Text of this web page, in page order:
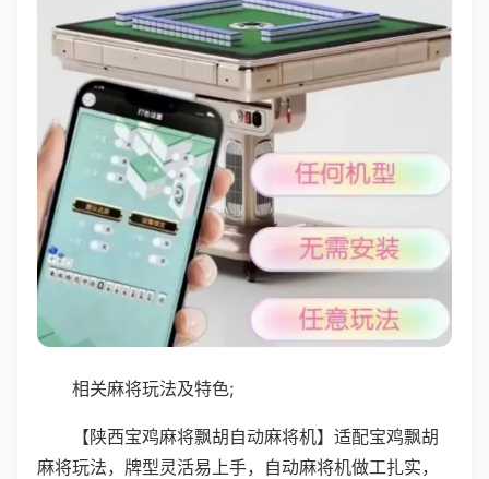
相关麻将玩法及特色;
【陕西宝鸡麻将飘胡自动麻将机】适配宝鸡飘胡
麻将玩法，牌型灵活易上手，自动麻将机做工扎实，